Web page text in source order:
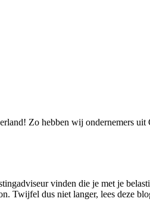
Zo hebben wij ondernemers
vinden die je met je
Twijfel dus niet langer, lees deze